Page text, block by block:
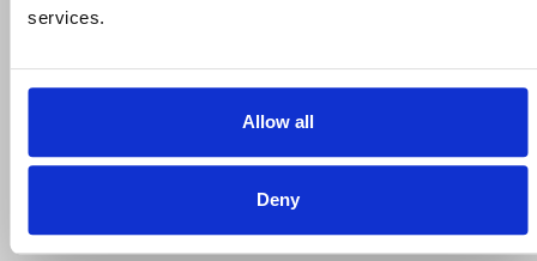
services.
Allow all
Deny
Σχόλια (0)
Γράψτε την πρώτη κριτική